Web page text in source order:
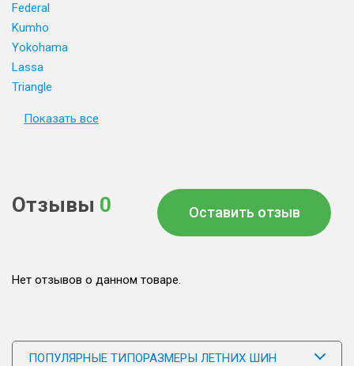
Federal
Kumho
Yokohama
Lassa
Triangle
Показать все
Отзывы 0 Оставить отзыв
Нет отзывов о данном товаре.
ПОПУЛЯРНЫЕ ТИПОРАЗМЕРЫ ЛЕТНИХ ШИН